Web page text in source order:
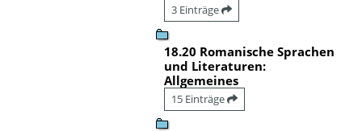
3 Einträge
18.20 Romanische Sprachen
und Literaturen:
Allgemeines
15 Einträge